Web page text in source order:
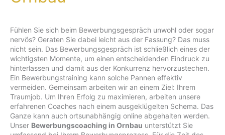
Fühlen Sie sich beim Bewerbungsgespräch unwohl oder sogar
nervös? Geraten Sie dabei leicht aus der Fassung? Das muss
nicht sein. Das Bewerbungsgespräch ist schließlich eines der
wichtigsten Momente, um einen entscheidenden Eindruck zu
hinterlassen und damit aus der Konkurrenz hervorzustechen.
Ein Bewerbungstraining kann solche Pannen effektiv
vermeiden. Gemeinsam arbeiten wir an einem Ziel: Ihrem
Traumjob. Um Ihren Erfolg zu maximieren, arbeiten unsere
erfahrenen Coaches nach einem ausgeklügelten Schema. Das
Ganze kann auch ortsunabhängig online abgehalten werden.
Unser Bewerbungscoaching in Ornbau unterstützt Sie